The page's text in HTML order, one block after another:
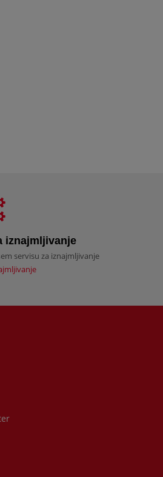
iznajmljivanje
servisu za iznajmljivanje